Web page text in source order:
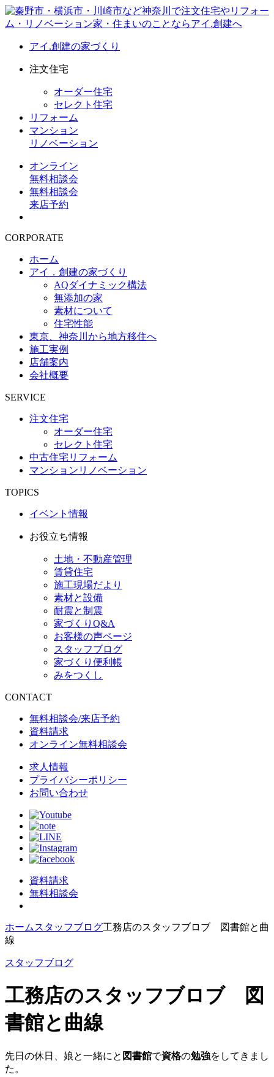
アイ.創建の家づくり
注文住宅
オーダー住宅
セレクト住宅
リフォーム
マンション
リノベーション
オンライン
無料相談会
無料相談会
来店予約
CORPORATE
ホーム
アイ．創建の家づくり
AQダイナミック構法
無添加の家
素材について
住宅性能
東京、神奈川から地方移住へ
施工実例
店舗案内
会社概要
SERVICE
注文住宅
オーダー住宅
セレクト住宅
中古住宅リフォーム
マンションリノベーション
TOPICS
イベント情報
お役立ち情報
土地・不動産管理
賃貸住宅
施工現場だより
素材と設備
耐震と制震
家づくりQ&A
お客様の声ページ
スタッフブログ
家づくり便利帳
みをつくし
CONTACT
無料相談会/来店予約
資料請求
オンライン無料相談会
求人情報
プライバシーポリシー
お問い合わせ
資料請求
無料相談会
ホーム スタッフブログ工務店のスタッフブロブ 図書館と曲
線
スタッフブログ
工務店のスタッフブロブ 図
書館と曲線
先日の休日、娘と一緒にと 図書館で資格の勉強をしてきまし
た。